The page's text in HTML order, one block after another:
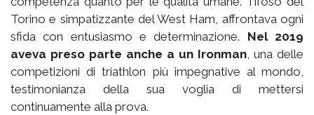
Torino e simpatizzante del West Ham, affrontava ogni
sfida con entusiasmo e determinazione. Nel 2019
aveva preso parte anche a un Ironman, una delle
competizioni di triathlon più impegnative al mondo,
testimonianza della sua voglia di mettersi
continuamente alla prova.